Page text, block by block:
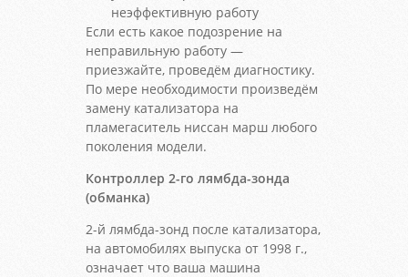
неэффективную работу
Если есть какое подозрение на
неправильную работу —
приезжайте, проведём диагностику.
По мере необходимости произведём
замену катализатора на
пламегаситель ниссан марш любого
поколения модели.
Контроллер 2-го лямбда-зонда
(обманка)
2-й лямбда-зонд после катализатора,
на автомобилях выпуска от 1998 г.,
означает что ваша машина